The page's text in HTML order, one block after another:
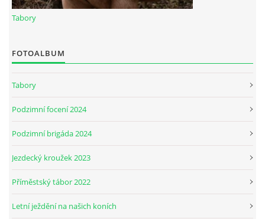
Tabory
FOTOALBUM
Tabory
Podzimní focení 2024
Podzimní brigáda 2024
Jezdecký kroužek 2023
Příměstský tábor 2022
Letní ježdění na našich koních